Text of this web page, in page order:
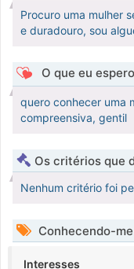
Procuro uma mulher
e duradouro, sou
O que eu
quero conhecer uma
compreensiva, gentil
Os critérios que
Nenhum critério foi
Conhecendo-
Interesses